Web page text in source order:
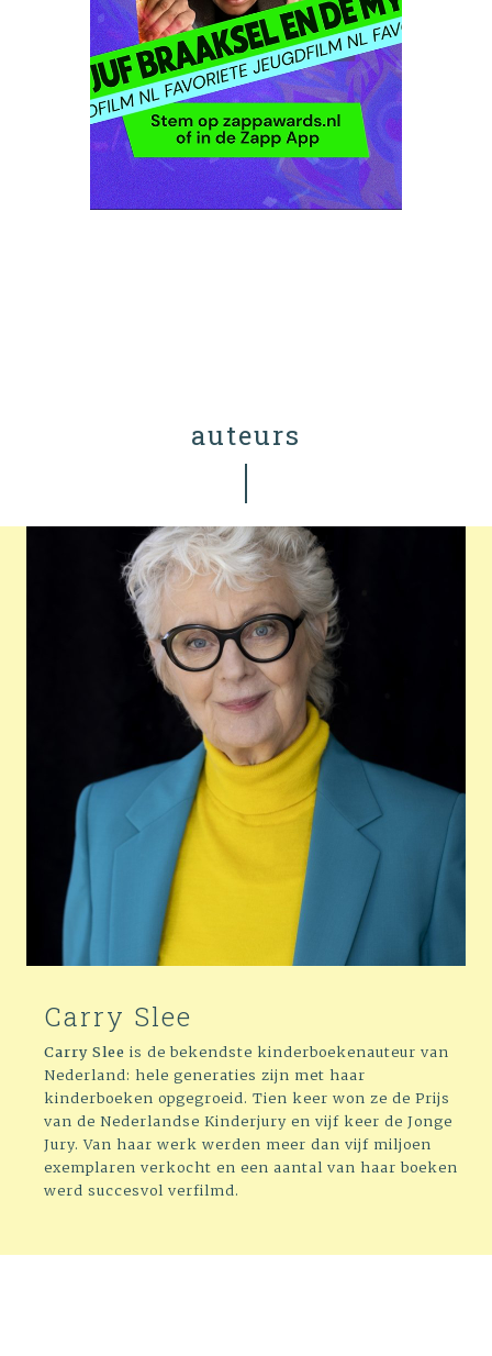
auteurs
Carry Slee
Carry Slee is de bekendste kinderboekenauteur van
Nederland: hele generaties zijn met haar
kinderboeken opgegroeid. Tien keer won ze de Prijs
van de Nederlandse Kinderjury en vijf keer de Jonge
Jury. Van haar werk werden meer dan vijf miljoen
exemplaren verkocht en een aantal van haar boeken
werd succesvol verfilmd.